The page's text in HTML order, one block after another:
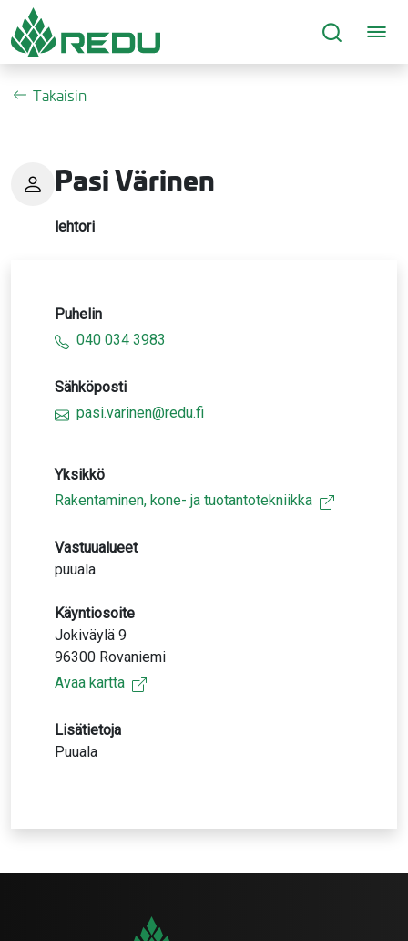
Siirry sivusisältöön
Takaisin
Pasi Värinen
lehtori
Puhelin
040 034 3983
Sähköposti
pasi.varinen@redu.fi
Yksikkö
Rakentaminen, kone- ja tuotantotekniikka
Vastuualueet
puuala
Käyntiosoite
Jokiväylä 9
96300 Rovaniemi
Avaa kartta
Lisätietoja
Puuala